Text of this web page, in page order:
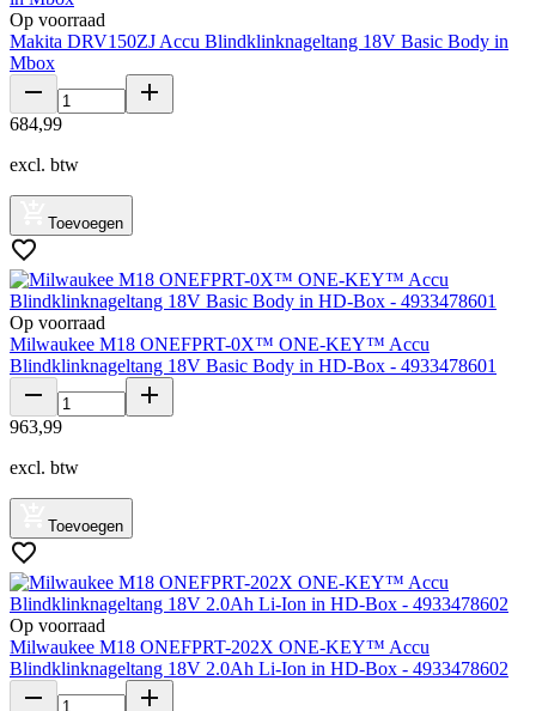
Op voorraad
Makita DRV150ZJ Accu Blindklinknageltang 18V Basic Body in
Mbox
684,99
excl. btw
Toevoegen
Op voorraad
Milwaukee M18 ONEFPRT-0X™ ONE-KEY™ Accu
Blindklinknageltang 18V Basic Body in HD-Box - 4933478601
963,99
excl. btw
Toevoegen
Op voorraad
Milwaukee M18 ONEFPRT-202X ONE-KEY™ Accu
Blindklinknageltang 18V 2.0Ah Li-Ion in HD-Box - 4933478602